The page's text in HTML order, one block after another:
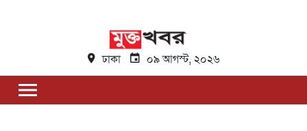
ঢাকা ০৯ আগস্ট, ২০২৬